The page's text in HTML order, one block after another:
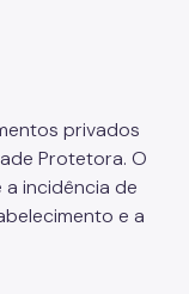
e
comprivados
Protetora. O
incidência de
e a